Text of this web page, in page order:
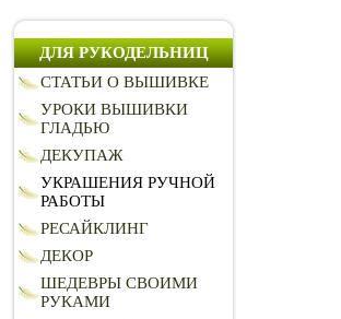
ДЛЯ РУКОДЕЛЬНИЦ
СТАТЬИ О ВЫШИВКЕ
УРОКИ ВЫШИВКИ
ГЛАДЬЮ
ДЕКУПАЖ
УКРАШЕНИЯ РУЧНОЙ
РАБОТЫ
РЕСАЙКЛИНГ
ДЕКОР
ШЕДЕВРЫ СВОИМИ
РУКАМИ